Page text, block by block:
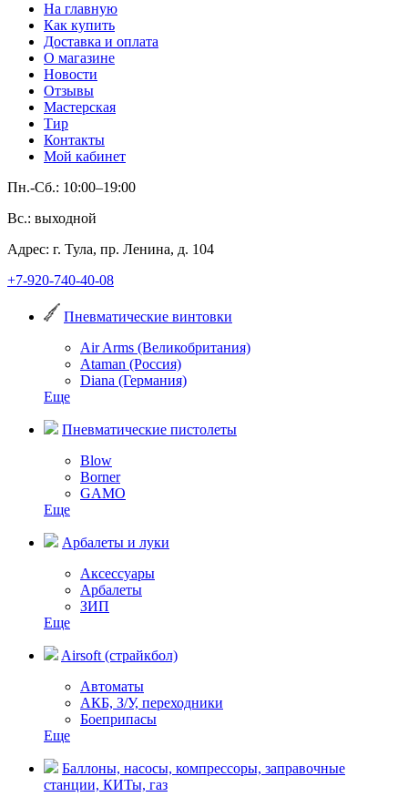
На главную
Как купить
Доставка и оплата
О магазине
Новости
Отзывы
Мастерская
Тир
Контакты
Мой кабинет
Пн.-Сб.: 10:00–19:00
Вс.: выходной
Адрес: г. Тула, пр. Ленина, д. 104
+7-920-740-40-08
Пневматические винтовки
Air Arms (Великобритания)
Ataman (Россия)
Diana (Германия)
Еще
Пневматические пистолеты
Blow
Borner
GAMO
Еще
Арбалеты и луки
Аксессуары
Арбалеты
ЗИП
Еще
Airsoft (страйкбол)
Автоматы
АКБ, З/У, переходники
Боеприпасы
Еще
Баллоны, насосы, компрессоры, заправочные
станции, КИТы, газ